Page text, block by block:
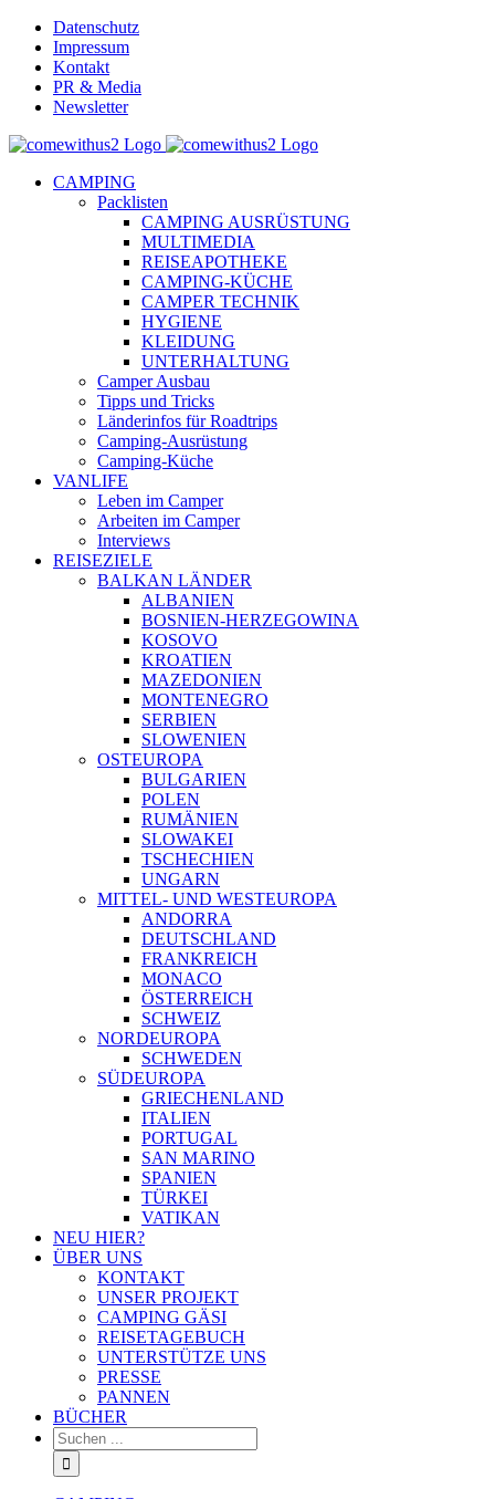
Skip
content
Datenschutz
Impressum
Kontakt
PR & Media
Newsletter
YouTube
Facebook
Twitter
Instagram
Pinterest
Email
CAMPING
Packlisten
CAMPING AUSRÜSTUNG
MULTIMEDIA
REISEAPOTHEKE
CAMPING-KÜCHE
CAMPER TECHNIK
HYGIENE
KLEIDUNG
UNTERHALTUNG
Camper Ausbau
Tipps und Tricks
Länderinfos für Roadtrips
Camping-Ausrüstung
Camping-Küche
VANLIFE
Leben im Camper
Arbeiten im Camper
Interviews
REISEZIELE
BALKAN LÄNDER
ALBANIEN
BOSNIEN-HERZEGOWINA
KOSOVO
KROATIEN
MAZEDONIEN
MONTENEGRO
SERBIEN
SLOWENIEN
OSTEUROPA
BULGARIEN
POLEN
RUMÄNIEN
SLOWAKEI
TSCHECHIEN
UNGARN
MITTEL- UND WESTEUROPA
ANDORRA
DEUTSCHLAND
FRANKREICH
MONACO
ÖSTERREICH
SCHWEIZ
NORDEUROPA
SCHWEDEN
SÜDEUROPA
GRIECHENLAND
ITALIEN
PORTUGAL
SAN MARINO
SPANIEN
TÜRKEI
VATIKAN
NEU HIER?
ÜBER UNS
KONTAKT
UNSER PROJEKT
CAMPING GÄSI
REISETAGEBUCH
UNTERSTÜTZE UNS
PRESSE
PANNEN
BÜCHER
Suche
nach: